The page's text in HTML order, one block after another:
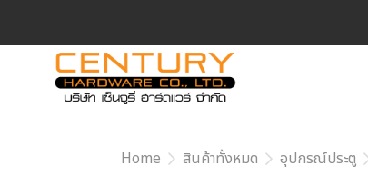
Home สินค้าทั้งหมด อุปกรณ์ประตู